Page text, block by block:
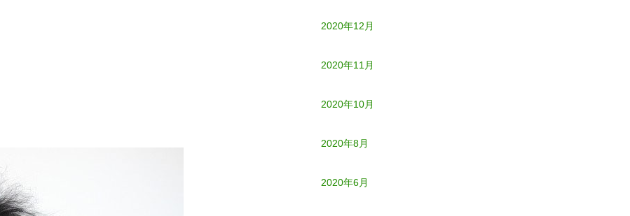
2020年12月
2020年11月
2020年10月
2020年8月
2020年6月